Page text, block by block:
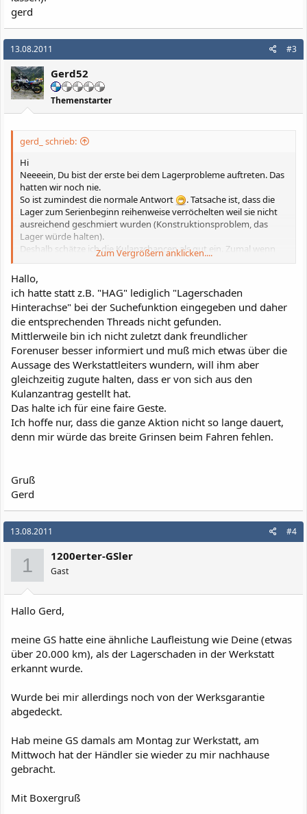
gerd
13.08.2011 #3
Gerd52
Themenstarter
gerd_ schrieb:
Hi
Neeeein, Du bist der erste bei dem Lagerprobleme auftreten. Das
hatten wir noch nie.
So ist zumindest die normale Antwort
. Tatsache ist, dass die
Lager zum Serienbeginn reihenweise verröchelten weil sie nicht
ausreichend geschmiert wurden (Konstruktionsproblem, das
Lager würde halten).
Deshalb schätze ich die Kulanzchancen als gut ein. Zumal wenn
der Freundliche freundlich ist, selbstständig auf eine solche Idee
kommt und es auch gleich in Angriff nimmt und auch die
Randbedingungen stimmen (immer alles machen lassen).
gerd
Zum Vergrößern anklicken....
Hallo,
ich hatte statt z.B. "HAG" lediglich "Lagerschaden
Hinterachse" bei der Suchefunktion eingegeben und daher
die entsprechenden Threads nicht gefunden.
Mittlerweile bin ich nicht zuletzt dank freundlicher
Forenuser besser informiert und muß mich etwas über die
Aussage des Werkstattleiters wundern, will ihm aber
gleichzeitig zugute halten, dass er von sich aus den
Kulanzantrag gestellt hat.
Das halte ich für eine faire Geste.
Ich hoffe nur, dass die ganze Aktion nicht so lange dauert,
denn mir würde das breite Grinsen beim Fahren fehlen.
Gruß
Gerd
13.08.2011 #4
1 1200erter-GSler
Gast
Hallo Gerd,
meine GS hatte eine ähnliche Laufleistung wie Deine (etwas
über 20.000 km), als der Lagerschaden in der Werkstatt
erkannt wurde.
Wurde bei mir allerdings noch von der Werksgarantie
abgedeckt.
Hab meine GS damals am Montag zur Werkstatt, am
Mittwoch hat der Händler sie wieder zu mir nachhause
gebracht.
Mit Boxergruß